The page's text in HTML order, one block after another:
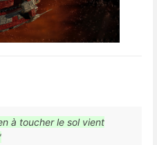
à toucher le sol vient